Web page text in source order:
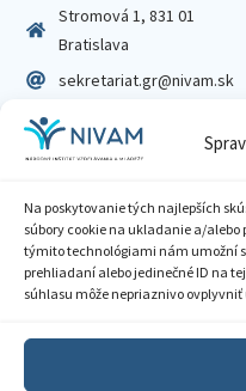
Na poskytovanie tých najlepších
súbory cookie na ukladanie a/
týmito technológiami nám umožní
prehliadaní alebo jedinečné ID na
súhlasu môže nepriaznivo
Stromová 1, 831 01
Bratislava
sekretariat.gr@nivam.sk
IČO: 00164348
DIČ: 2020798714
Zásady